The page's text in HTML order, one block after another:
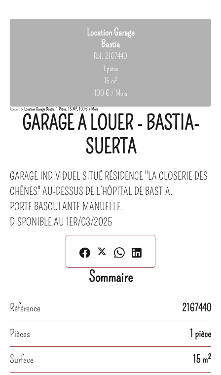
Location Garage
Bastia
Réf. 2167440
1 pièce
15 m²
100 € / Mois
Accueil Location Garage Bastia, 1 Pièce, 15 M², 100 € / Mois
GARAGE A LOUER - BASTIA-
SUERTA
GARAGE INDIVIDUEL SITUÉ RÉSIDENCE "LA CLOSERIE DES
CHÊNES" AU-DESSUS DE L’HÔPITAL DE BASTIA.
PORTE BASCULANTE MANUELLE.
DISPONIBLE AU 1ER/03/2025
Sommaire
Référence
2167440
Pièces
1 pièce
Surface
15 m²